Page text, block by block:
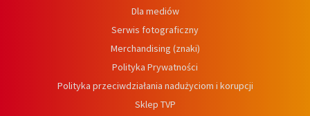
Dla mediów
Serwis fotograficzny
Merchandising (znaki)
Polityka Prywatności
Polityka przeciwdziałania nadużyciom i korupcji
Sklep TVP